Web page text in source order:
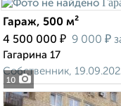
10
Гараж, 500 м²
4 500 000 ₽ 9 000 ₽
Гагарина 17
Собственник,